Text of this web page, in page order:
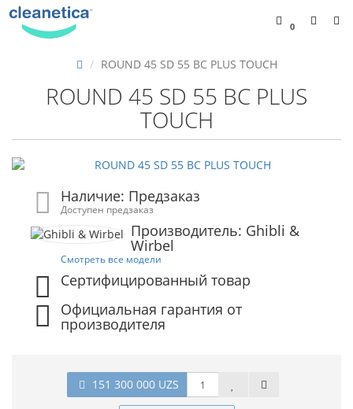
0
ROUND 45 SD 55 BC PLUS TOUCH
ROUND 45 SD 55 BC PLUS
TOUCH
Наличие: Предзаказ
Доступен предзаказ
Производитель: Ghibli &
Wirbel
Смотреть все модели
Сертифицированный товар
Официальная гарантия от
производителя
151 300 000 UZS